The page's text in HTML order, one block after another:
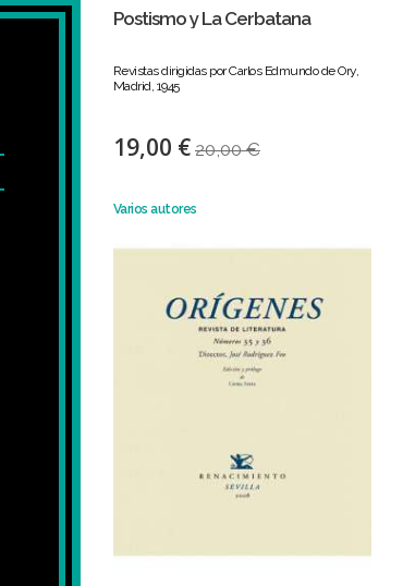
Postismo y La Cerbatana
Revistas dirigidas por Carlos Edmundo de Ory,
Madrid, 1945
19,00 € 20,00 €
Varios autores